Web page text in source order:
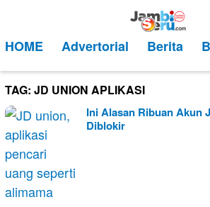
kontenMobile
HOME Advertorial Berita
TAG: JD UNION APLIKASI
Ini Alasan Ribuan Akun
Diblokir